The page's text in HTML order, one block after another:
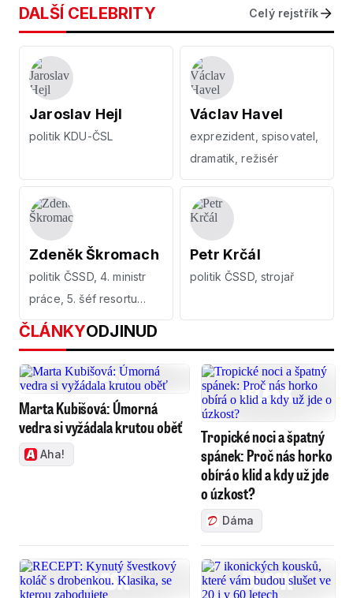
DALŠÍ CELEBRITY Celý rejstřík
Jaroslav Hejl
politik KDU-ČSL
Václav Havel
exprezident, spisovatel,
dramatik, režisér
Zdeněk Škromach
politik ČSSD, 4. ministr
práce, 5. šéf resortu
zdravotnictví
Petr Krčál
politik ČSSD, strojař
ČLÁNKYODJINUD
Marta Kubišová: Úmorná
vedra si vyžádala krutou oběť
Aha!
Tropické noci a špatný
spánek: Proč nás horko
obírá o klid a kdy už jde
o úzkost?
Dáma